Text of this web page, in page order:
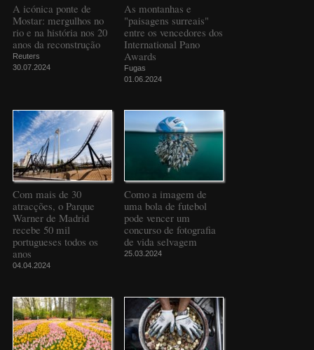
A icónica ponte de
Mostar: mergulhos no
rio e na história nos 20
anos da reconstrução
Reuters
30.07.2024
As montanhas e
"paisagens surreais"
entre os vencedores dos
International Pano
Awards
Fugas
01.06.2024
Com mais de 30
atracções, o Parque
Warner de Madrid
recebe 50 mil
portugueses todos os
anos
04.04.2024
Como a imagem de
uma bola de futebol
pode vencer um
concurso de fotografia
de vida selvagem
25.03.2024